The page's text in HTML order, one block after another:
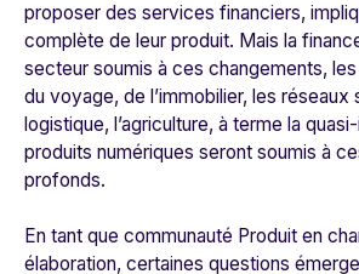
proposer des services financiers,
complète de leur produit. Mais la
secteur soumis à ces changements, les
du voyage, de l’immobilier, les réseaux
logistique, l’agriculture, à terme la
produits numériques seront soumis à
profonds.
En tant que communauté Produit en
élaboration, certaines questions